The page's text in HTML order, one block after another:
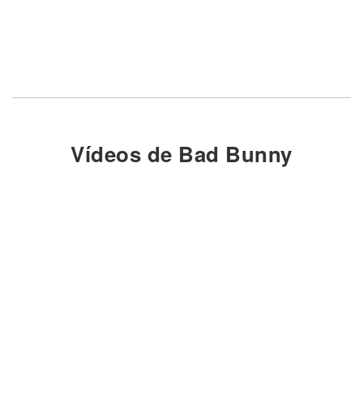
Vídeos de Bad Bunny